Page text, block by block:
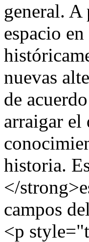
general.
espacio
nuevas
de
arraigar el
historia.
</
campos
<p